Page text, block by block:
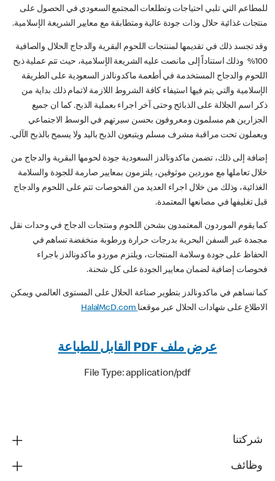
للمطاعم التي تلبي احتياجات وتطلعات المجتمع السعودي في الحصول على
منتجات غذائية حلال وذات جودة عالية ومتطابقة مع معايير الشريعة الإسلامية.
وقد تجسد ذلك في تقديمها لمننتجات اللحوم البقرية والدجاج الحلال والصافية
100% وذلك استناداً إلى مانصت عليه الشريعة الإسلامية، حيث تتم عملية ذبح
اللحوم والدجاج المستخدمة في أطعمة ماكدونالدز السعودية على الطريقة
الإسلامية والتي يتم فيها استيفاء كافة الشروط اللازمة لاتمام ذلك بداية من
ذكر اسم الجلالة على الذبائح وحتى آخر اجراء بعملية الذبح. كما ان جميع
الجزارين هم مسلمون ومعروفون بحسن سيرتهم في الوسط الاجتماعي
ويعملون تحت مراقبة مشرف مسلم ويتبعون الذبح باليد ولا يسمح بالذبح الآلي.
إضافة إلى ذلك، تضمن ماكدونالدز السعودية جودة لحومها البقرية والدجاج من
خلال تعاملها مع موردين موثوقين، يلتزمون بمعايير صارمة للجودة والسلامة
الغذائية، وذلك من خلال اجراء العديد من الفحوصات تتم على اللحوم والدجاج
قبل تغليفها في مصانعها المعتمدة.
كما يقوم الموردون المعتمدون بشحن اللحوم ومنتجات الدجاج في وحدات نقل
مجمدة عبر السفن البحرية بدرجات حرارة ورطوبة منخفضة تساهم في
الحفاظ على جودة وسلامة المنتجات، ويلتزم موردو ماكدونالدز باجراء
فحوصات إضافية لضمان معايير الجودة على كل شحنة.
كما نساهم في ماكدونالدز بتطوير صناعة الحلال على المستوى العالمي ويمكن
الاطلاع على شهادات الحلال عبر موقعنا
عرض ملف PDF القابل للطباعة
File Type: application/pdf
شركتنا
وظائف